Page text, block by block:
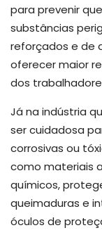
para prevenir
substâncias
reforçados e de
oferecer maior
dos
Já na indústria
ser cuidadosa
corrosivas ou
como materiais
químicos,
queimaduras e
óculos de